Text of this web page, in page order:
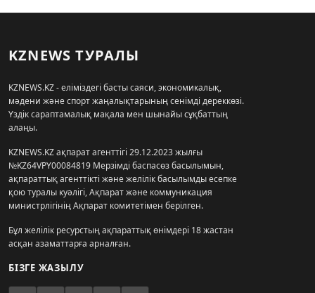
KZNEWS ТУРАЛЫ
KZNEWS.KZ - еліміздегі басты саяси, экономикалық,
мәдени және спорт жаңалықтарының сенімді дереккөзі.
Үздік сараптамалық мақала мен шынайы сұқбаттың
алаңы.
KZNEWS.KZ ақпарат агенттігі 29.12.2023 жылғы
№KZ64VPY00084819 Мерзімді баспасөз басылымын,
ақпараттық агенттікті және желілік басылымды есепке
қою туралы куәлігі, Ақпарат және коммуникация
министрлігінің Ақпарат комитетімен берілген.
Бұл желілік ресурстың ақпараттық өнімдері 18 жастан
асқан азаматтарға арналған.
БІЗГЕ ЖАЗЫЛУ